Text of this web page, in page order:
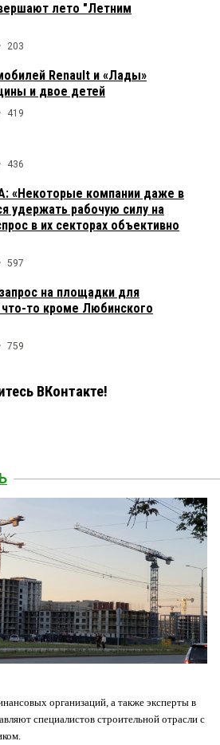
лето "Летним
203
Renault и «Лады»
и двое детей
419
436
«Некоторые компании даже в
удержать рабочую силу на
в их секторах объективно
597
на площадки для
то кроме Любинского
759
ВКонтакте!
организаций, а также эксперты в
специалистов строительной отрасли с